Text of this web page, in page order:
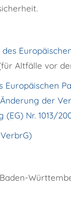
des
für Altfälle vor
Europäischen
der
Nr. 1013/